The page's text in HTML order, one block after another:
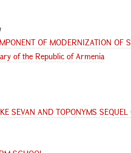
OF MODERNIZATION OF
of the Republic of Armenia
SEVAN AND TOPONYMS SEQUEL